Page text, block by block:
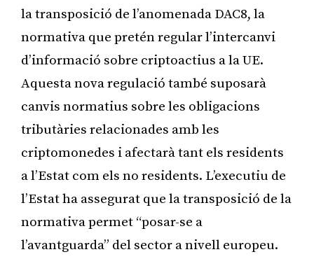
la transposició de l’anomenada DAC8, la
normativa que pretén regular l’intercanvi
d’informació sobre criptoactius a la UE.
Aquesta nova regulació també suposarà
canvis normatius sobre les obligacions
tributàries relacionades amb les
criptomonedes i afectarà tant els residents
a l’Estat com els no residents. L’executiu de
l’Estat ha assegurat que la transposició de la
normativa permet “posar-se a
l’avantguarda” del sector a nivell europeu.